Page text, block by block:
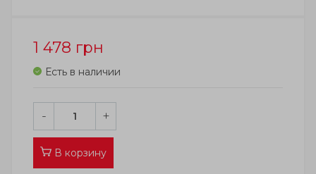
1 478 грн
Есть в наличии
- +
В корзину